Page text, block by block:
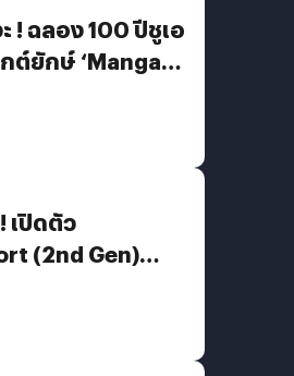
! ฉลอง 100 ปีชูเอ
ต์ยักษ์ ‘Manga
เปิดตัว
(2nd Gen)